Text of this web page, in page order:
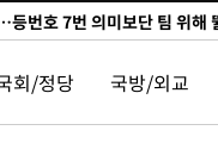
번호 7번 의미보단 팀 위해
권리당원 투표 김민석 승리
간당 30㎜ '강한 비'[내일날
회/정당 국방/외교